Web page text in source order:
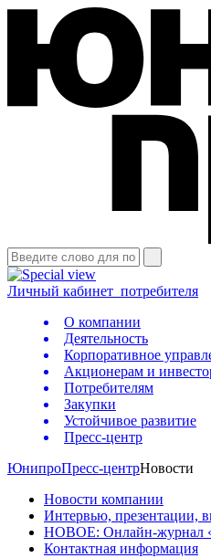
Личный кабинет потребителя
О компании
Деятельность
Корпоративное
Акционерам и
Потребителям
Закупки
Устойчивое развитие
Пресс-центр
ЮнипроПресс-центрНовости
Новости компании
Интервью, презентации,
НОВОЕ: Онлайн-журнал
Контактная информация